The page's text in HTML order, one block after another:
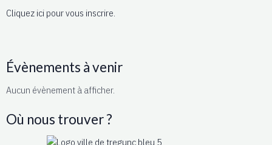
Cliquez ici pour vous inscrire.
Évènements à venir
Aucun évènement à afficher.
Où nous trouver ?